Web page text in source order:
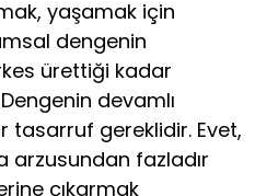
yaşamak için
dengenin
ürettiği kadar
devamlı
tasarruf gereklidir. Evet,
arzusundan fazladır
çıkarmak